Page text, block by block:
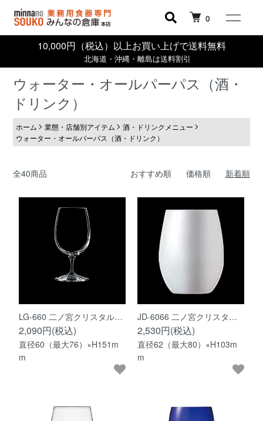
0
10,000円（税込）以上お買い上げで送料無料
北海道・沖縄・離島は送料割引
ウォーター・オールパーパス（酒・
ドリンク）
ホーム 業態・店舗別アイテム
酒・ドリンクメニュー
ウォーター・オールパーパス（酒・ドリンク）
全40商品 おすすめ順 価格順 新着順
LG-660 二ノ宮クリスタル…
2,090円(税込)
直径60（最大76）×H151m
m
JD-6066 二ノ宮クリスタ…
2,530円(税込)
直径62（最大80）×H103m
m